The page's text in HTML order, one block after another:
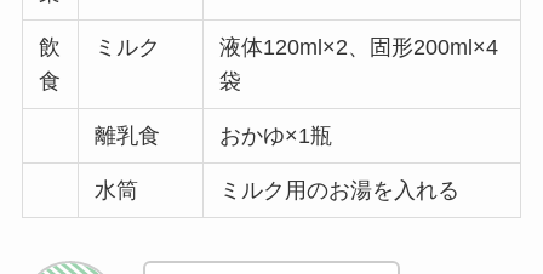
飲
食
ミルク
液体120ml×2、固形200ml×4
袋
離乳食 おかゆ×1瓶
水筒 ミルク用のお湯を入れる